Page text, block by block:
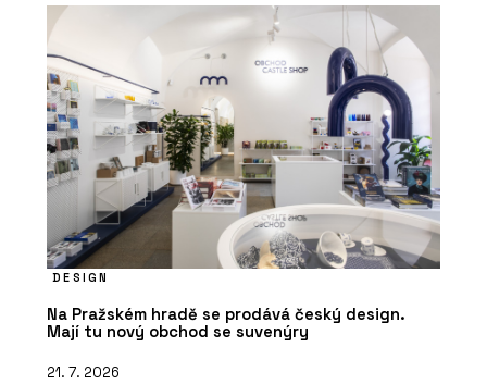
DESIGN
Na Pražském hradě se prodává český design.
Mají tu nový obchod se suvenýry
21. 7. 2026